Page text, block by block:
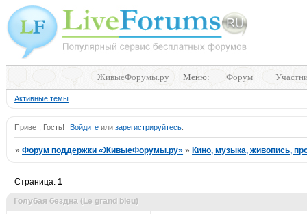
ЖивыеФорумы.ру | Меню: Форум
Активные темы
Привет, Гость! Войдите илизарегистрируйтесь
»Форум поддержки «ЖивыеФорумы.ру» »Кино, музыка, живопись,
Голубая бездна (Le grand bleu)
Страница:1